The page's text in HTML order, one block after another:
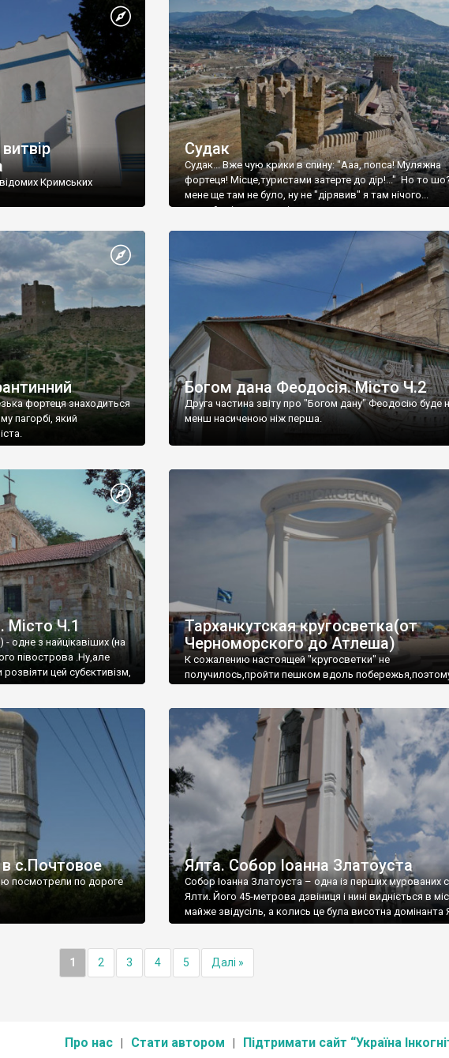
Кримських
Судак
Судак... Вже чую крики в спину: "Ааа, попса! Муляжна
фортеця! Місце,туристами затерте до дір!..." Но то
мене ще там не було, ну не "дірявив" я там нічого...
принаймні до цього літа.
фортеця знаходиться
пагорбі, який
Богом дана Феодосія. Місто Ч.2
Друга частина звіту про "Богом дану" Феодосію буде
менш насиченою ніж перша.
Місто Ч.1
одне з найцікавіших (на
півострова .Ну,але
цей субєктивізм,
Тарханкутская кругосветка(от
Черноморского до Атлеша)
К сожалению настоящей "кругосветки" не
получилось,пройти пешком вдоль
с.Почтовое
посмотрели по дороге
Ялта. Собор Іоанна Златоуста
Собор Іоанна Златоуста – одна із перших мурованих
Ялти. Його 45-метрова дзвіниця і нині видніється в
майже звідусіль, а колись це була висотна домінанта
1 2 3 4 5 Далі »
Про нас Стати автором Підтримати сайт “Україна